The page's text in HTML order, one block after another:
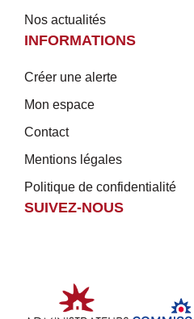
Nos actualités
INFORMATIONS
Créer une alerte
Mon espace
Contact
Mentions légales
Politique de confidentialité
SUIVEZ-NOUS